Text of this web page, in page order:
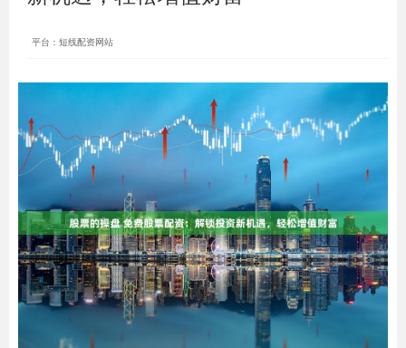
平台：短线配资网站